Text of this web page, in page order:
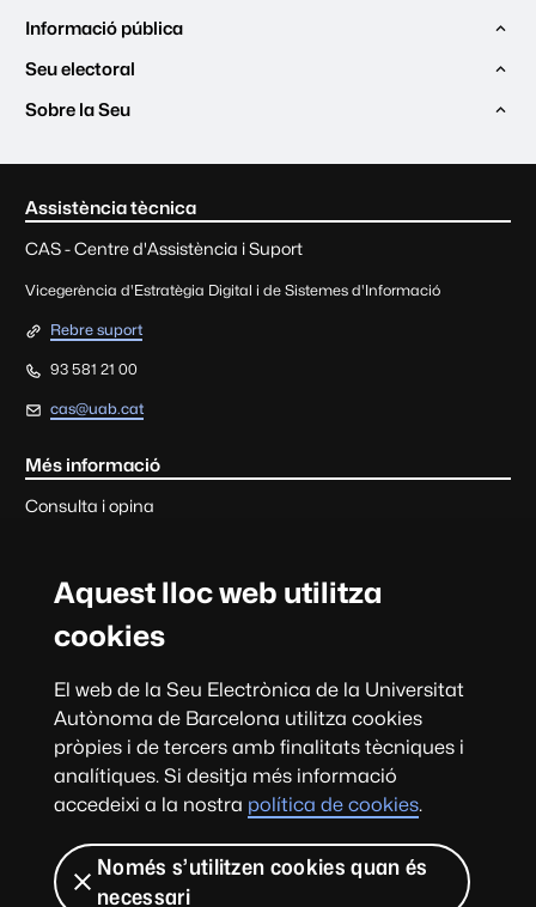
Aquest lloc web utilitza
cookies
El web de la Seu Electrònica de la Universitat
Autònoma de Barcelona utilitza cookies
pròpies i de tercers amb finalitats tècniques i
analítiques. Si desitja més informació
accedeixi a la nostra política de cookies.
Només s’utilitzen cookies quan és
necessari
Informació pública
Seu electoral
Sobre la Seu
Contacte i informació
Assistència tècnica
CAS - Centre d'Assistència i Suport
Vicegerència d'Estratègia Digital i de Sistemes d'Informació
Rebre suport
93 581 21 00
cas@uab.cat
Més informació
Consulta i opina
Consultes, suggeriments, queixes i felicitacions
Universitat Autònoma de Barcelona
Avís legal Protecció de dades Accessibilitat web